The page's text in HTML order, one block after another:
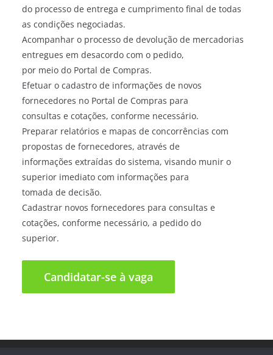
do processo de entrega e cumprimento final de todas
as condições negociadas.
Acompanhar o processo de devolução de mercadorias
entregues em desacordo com o pedido,
por meio do Portal de Compras.
Efetuar o cadastro de informações de novos
fornecedores no Portal de Compras para
consultas e cotações, conforme necessário.
Preparar relatórios e mapas de concorrências com
propostas de fornecedores, através de
informações extraídas do sistema, visando munir o
superior imediato com informações para
tomada de decisão.
Cadastrar novos fornecedores para consultas e
cotações, conforme necessário, a pedido do
superior.